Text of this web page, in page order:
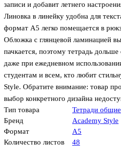
записи и добавит летнего
Линовка в линейку удобна для
формат А5 легко помещается в
Обложка с глянцевой ламинацией
пачкается, поэтому тетрадь
даже при ежедневном
студентам и всем, кто любит
Style. Обратите внимание: товар
выбор конкретного дизайна
Тип товара
Тетради общие
Бренд
Academy Style
Формат
А5
Количество листов
48